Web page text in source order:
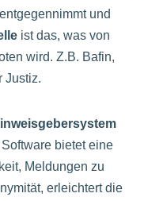
und
ist das, was von
wird. Z.B. Bafin,
Justiz.
bietet eine
Meldungen zu
erleichtert die